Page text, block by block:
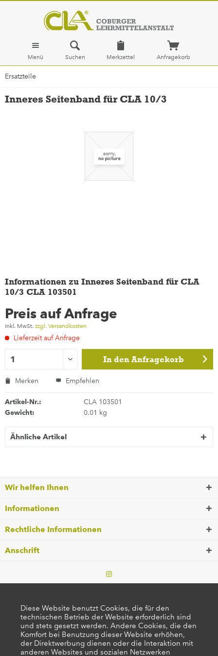
Menü Suchen Merkzettel Anfragekorb
Ersatzteile
Inneres Seitenband für CLA 10/3
Informationen zu Inneres Seitenband für CLA
10/3 CLA 103501
Preis auf Anfrage
inkl. MwSt. zzgl. Versandkosten
Lieferzeit auf Anfrage
In den Anfragekorb
Merken Empfehlen
Artikel-Nr.: CLA 103501
Gewicht: 0.01 kg
Ähnliche Artikel
Wir helfen Ihnen
Informationen
Rechtliche Informationen
Anschrift
Diese Website benutzt Cookies, die für den
technischen Betrieb der Website erforderlich sind
und stets gesetzt werden. Andere Cookies, die den
Komfort bei Benutzung dieser Website erhöhen,
der Direktwerbung dienen oder die Interaktion mit
anderen Websites und sozialen Netzwerken